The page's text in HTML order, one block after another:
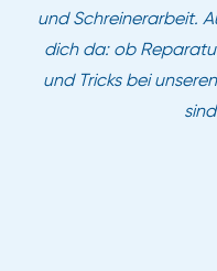
und Schreinerarbeit.
dich da: ob
und Tricks bei